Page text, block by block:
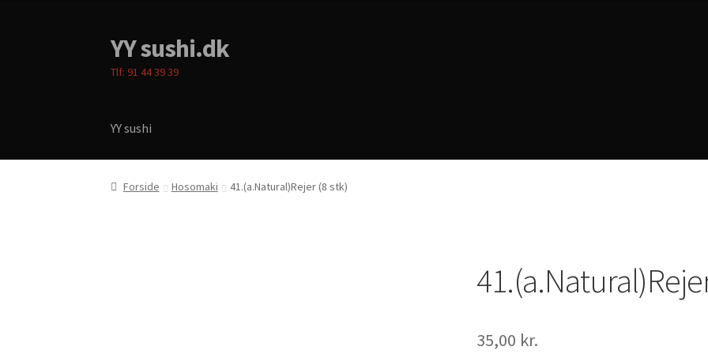
Spring
til
navigation
Spring
til
indhold
YY sushi.dk
Tlf: 91 44 39 39
YY sushi
Forside Cart Checkout Menukort My account
Forside Hosomaki 41.(a.Natural)Rejer (8 stk)
35,00 kr.